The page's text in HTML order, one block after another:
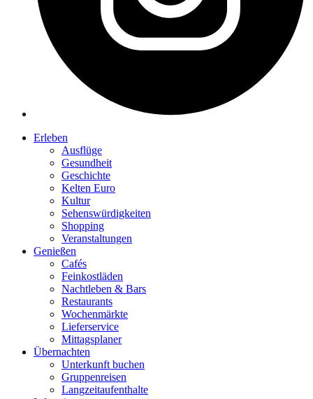
Erleben
Ausflüge
Gesundheit
Geschichte
Kelten Euro
Kultur
Sehenswürdigkeiten
Shopping
Veranstaltungen
Genießen
Cafés
Feinkostläden
Nachtleben & Bars
Restaurants
Wochenmärkte
Lieferservice
Mittagsplaner
Übernachten
Unterkunft buchen
Gruppenreisen
Langzeitaufenthalte